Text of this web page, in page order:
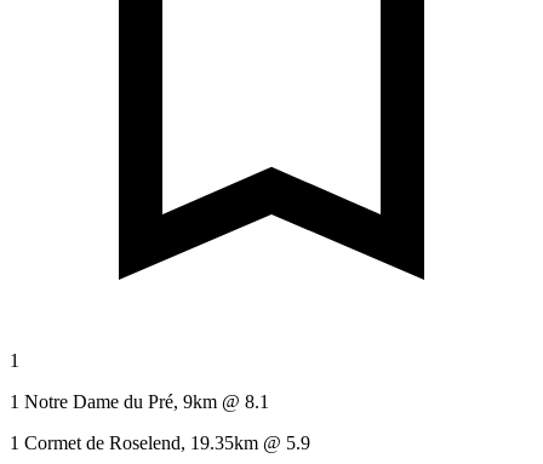
1
1 Notre Dame du Pré, 9km @ 8.1
1 Cormet de Roselend, 19.35km @ 5.9